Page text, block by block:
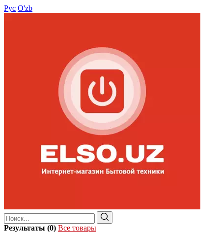
Рус O'zb
Результаты (0) Все товары